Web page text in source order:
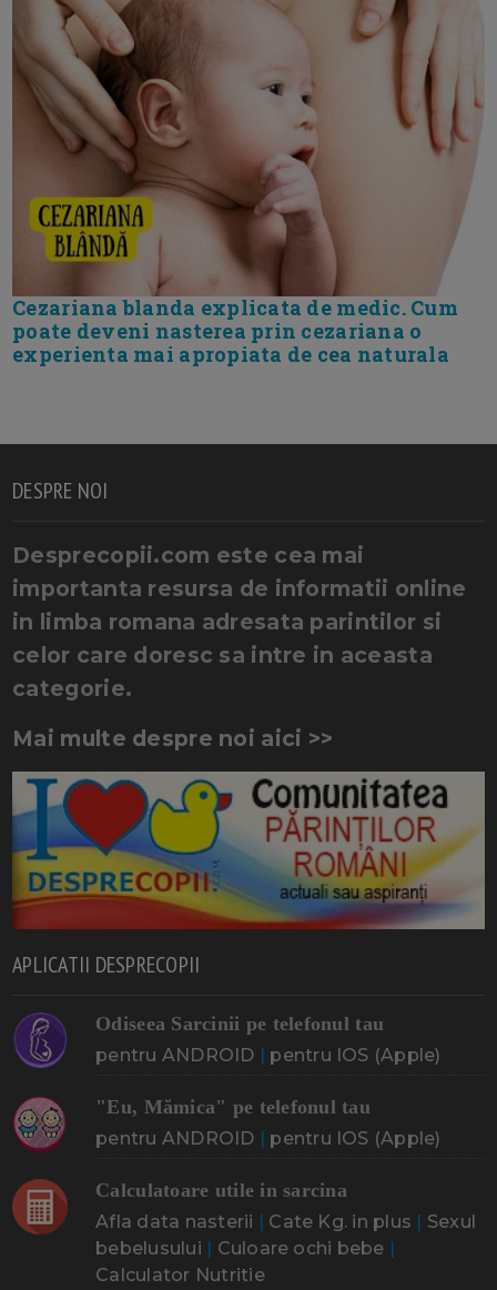
Cezariana blanda explicata de medic. Cum
poate deveni nasterea prin cezariana o
experienta mai apropiata de cea naturala
DESPRE NOI
Desprecopii.com este cea mai
importanta resursa de informatii online
in limba romana adresata parintilor si
celor care doresc sa intre in aceasta
categorie.
Mai multe despre noi aici >>
APLICATII DESPRECOPII
Odiseea Sarcinii pe telefonul tau
pentru ANDROID | pentru IOS (Apple)
"Eu, Mămica" pe telefonul tau
pentru ANDROID | pentru IOS (Apple)
Calculatoare utile in sarcina
Afla data nasterii | Cate Kg. in plus | Sexul
bebelusului | Culoare ochi bebe |
Calculator Nutritie